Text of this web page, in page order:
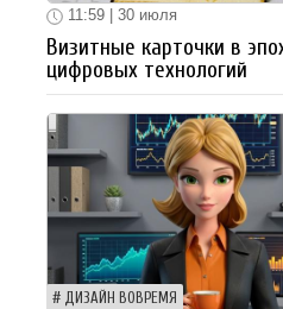
11:59 | 30 июля
Визитные карточки в
цифровых технологий
ДИЗАЙН ВОВРЕМЯ